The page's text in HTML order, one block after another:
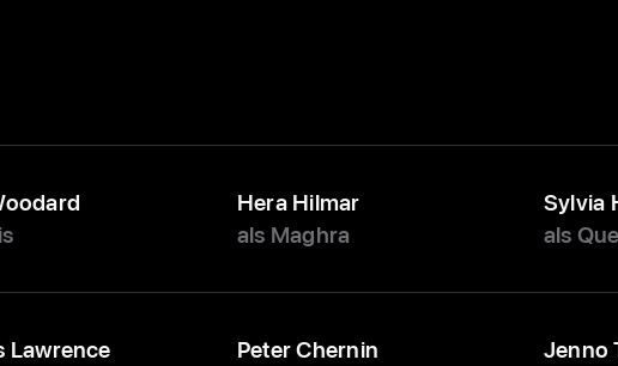
Hera Hilmar
als Maghra
Sylvia
als
Lawrence
Peter Chernin
Jenno